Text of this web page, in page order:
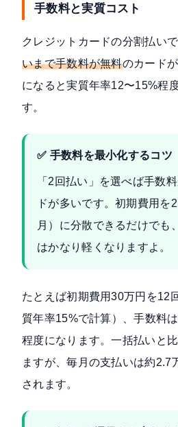
手数料と実質コスト
クレジットカードの分割払い
いまで手数料が無料のカード
になると実質年率12〜15%程
す。
✅ 手数料を最小化するコツ
「2回払い」を選べば手数
ドが多いです。初期費用を
月）に分散できるだけでも
はかなり軽くなりますよ。
たとえば初期費用30万円を12
質年率15%で計算）、手数料
程度になります。一括払いと
ますが、毎月の支払いは約2.7
されます。